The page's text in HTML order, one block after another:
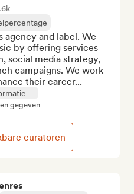
agency and label. We
by offering services
social media strategy,
campaigns. We work
their career...
gegeven
curatoren